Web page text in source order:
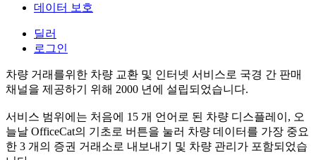
데이터 보호
딜러
로그인
차량 거래를위한 차량 교환 및 인터넷 서비스로 국경 간 판매
채널을 제공하기 위해 2000 년에 설립되었습니다.
서비스 범위에는 처음에 15 개 언어로 된 차량 디스플레이, 오
늘날 OfficeCat의 기초로 버튼을 눌러 차량 데이터를 가장 중요
한 3 개의 증권 거래소로 내보내기 및 차량 관리가 포함되었습